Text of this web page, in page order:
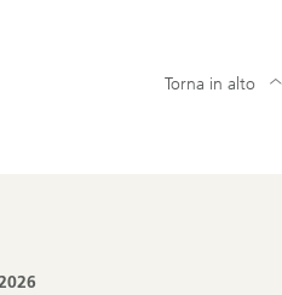
Torna in alto